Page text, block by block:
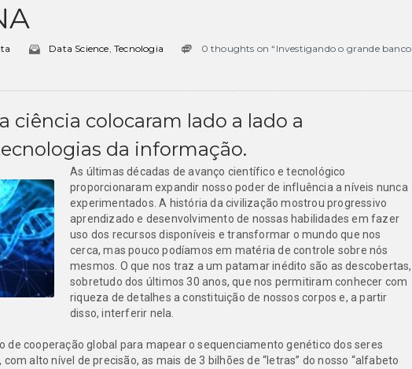
Data Science,Tecnologia
0 thoughts on “Investigando o grande banco
ciência colocaram lado a lado a
da informação.
As últimas décadas de avanço científico e tecnológico
proporcionaram expandir nosso poder de influência a níveis nunca
experimentados. A história da civilização mostrou progressivo
aprendizado e desenvolvimento de nossas habilidades em fazer
uso dos recursos disponíveis e transformar o mundo que nos
cerca, mas pouco podíamos em matéria de controle sobre nós
mesmos. O que nos traz a um patamar inédito são as descobertas,
sobretudo dos últimos 30 anos, que nos permitiram conhecer com
riqueza de detalhes a constituição de nossos corpos e, a partir
disso, interferir nela.
de cooperação global para mapear o sequenciamento genético dos seres
alto nível de precisão, as mais de 3 bilhões de “letras” do nosso “alfabeto